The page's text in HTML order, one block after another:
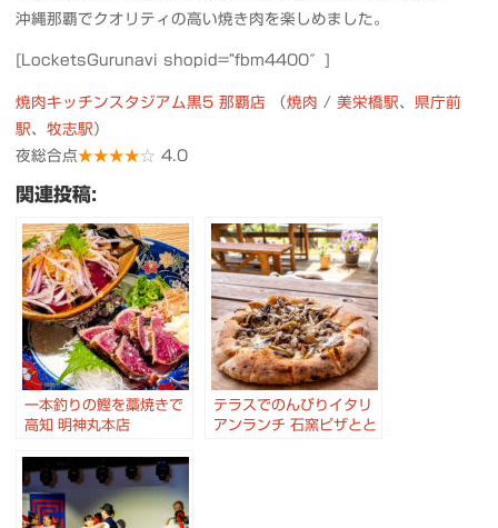
沖縄那覇でクオリティの高い焼き肉を楽しめました。
[LocketsGurunavi shopid=”fbm4400″]
焼肉キッチンスタジアム黒5 那覇店 （焼肉 / 美栄橋駅、
県庁前
駅、 牧志駅）
夜総合点★★★★☆ 4.0
関連投稿:
一本釣りの鰹を藁焼きで
高知 明神丸本店
テラスでのんびりイタリ
アンランチ 石窯ピザとと